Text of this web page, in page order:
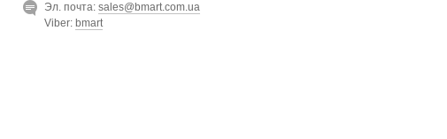
Эл. почта:sales@bmart.com.ua
Viber: bmart